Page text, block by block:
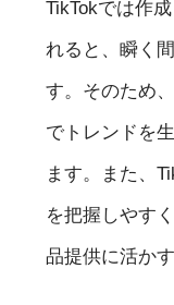
TikTokでは作
れると、瞬く
す。そのため
でトレンドを
ます。また、
を把握しやす
品提供に活か